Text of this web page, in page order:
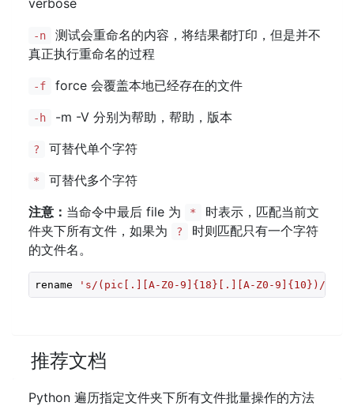
verbose
-n
测试会重命名的内容，将结果都打印，但是并不
真正执行重命名的过程
-f force 会覆盖本地已经存在的文件
-h -m -V 分别为帮助，帮助，版本
? 可替代单个字符
*
可替代多个字符
注意： 当命令中最后 file 为 *
时表示，匹配当前文
件夹下所有文件，如果为
?
时则匹配只有一个字符
的文件名。
rename 's/(pic[.][A-Z0-9]{18}[.][A-Z0-9]{10})/
推荐文档
Python 遍历指定文件夹下所有文件批量操作的方法